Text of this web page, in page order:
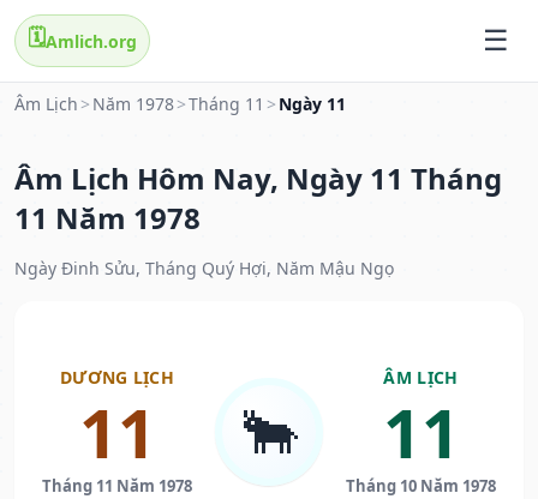
🗓️Amlich.org
Âm Lịch > Năm 1978>Tháng 11 > Ngày 11
Âm Lịch Hôm Nay, Ngày 11 Tháng
11 Năm 1978
Ngày Đinh Sửu, Tháng Quý Hợi, Năm Mậu Ngọ
DƯƠNG LỊCH
11
Tháng 11 Năm 1978
🐂
ÂM LỊCH
11
Tháng 10 Năm 1978